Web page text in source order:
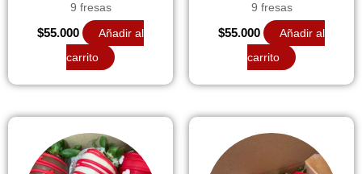
9 fresas
$55.000
Añadir al
carrito
9 fresas
$55.000
Añadir al
carrito